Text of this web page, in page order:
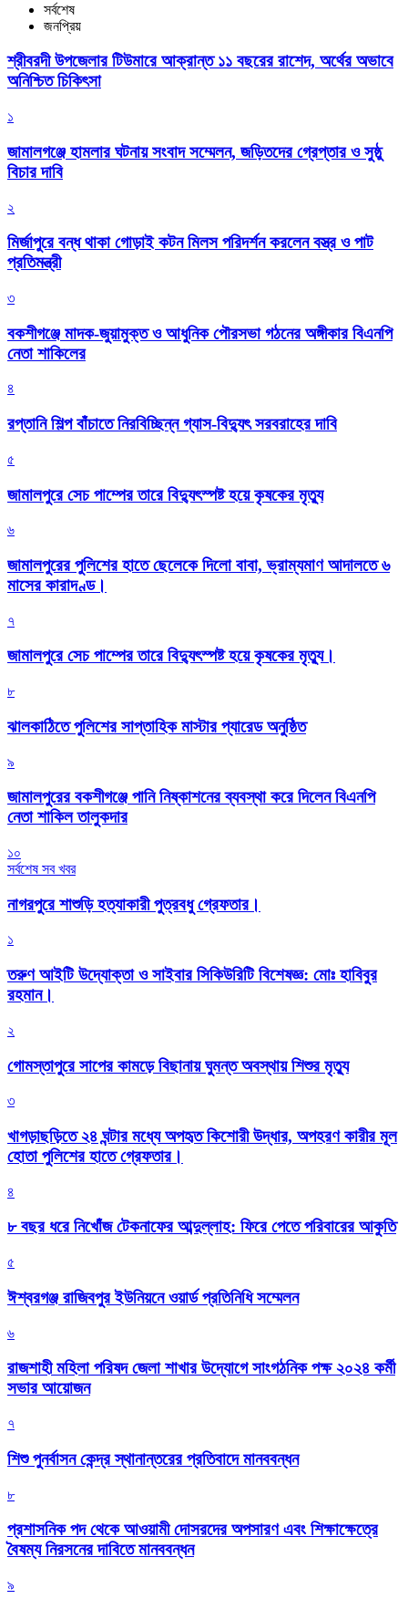
সর্বশেষ
জনপ্রিয়
শ্রীবরদী উপজেলার টিউমারে আক্রান্ত ১১ বছরের রাশেদ, অর্থের অভাবে
অনিশ্চিত চিকিৎসা
১
জামালগঞ্জে হামলার ঘটনায় সংবাদ সম্মেলন, জড়িতদের গ্রেপ্তার ও সুষ্ঠু
বিচার দাবি
২
মির্জাপুরে বন্ধ থাকা গোড়াই কটন মিলস পরিদর্শন করলেন বস্ত্র ও পাট
প্রতিমন্ত্রী
৩
বকশীগঞ্জে মাদক-জুয়ামুক্ত ও আধুনিক পৌরসভা গঠনের অঙ্গীকার বিএনপি
নেতা শাকিলের
৪
রপ্তানি শিল্প বাঁচাতে নিরবিচ্ছিন্ন গ্যাস-বিদ্যুৎ সরবরাহের দাবি
৫
জামালপুরে সেচ পাম্পের তারে বিদ্যুৎস্পষ্ট হয়ে কৃষকের মৃত্যু
৬
জামালপুরের পুলিশের হাতে ছেলেকে দিলো বাবা, ভ্রাম্যমাণ আদালতে ৬
মাসের কারাদণ্ড।
৭
জামালপুরে সেচ পাম্পের তারে বিদ্যুৎস্পষ্ট হয়ে কৃষকের মৃত্যু।
৮
‎ঝালকাঠিতে পুলিশের সাপ্তাহিক মাস্টার প্যারেড অনুষ্ঠিত
৯
জামালপুরের বকশীগঞ্জে পানি নিষ্কাশনের ব্যবস্থা করে দিলেন বিএনপি
নেতা শাকিল তালুকদার
১০
সর্বশেষ সব খবর
নাগরপুরে শাশুড়ি হত্যাকারী পুত্রবধু গ্রেফতার।
১
তরুণ আইটি উদ্যোক্তা ও সাইবার সিকিউরিটি বিশেষজ্ঞ: মোঃ হাবিবুর
রহমান।
২
গোমস্তাপুরে সাপের কামড়ে বিছানায় ঘুমন্ত অবস্থায় শিশুর মৃত্যু
৩
খাগড়াছড়িতে ২৪ ঘন্টার মধ্যে অপহৃত কিশোরী উদ্ধার, অপহরণ কারীর মূল
হোতা পুলিশের হাতে গ্রেফতার।
৪
৮ বছর ধরে নিখোঁজ টেকনাফের আব্দুল্লাহ: ফিরে পেতে পরিবারের আকুতি
৫
ঈশ্বরগঞ্জ রাজিবপুর ইউনিয়নে ওয়ার্ড প্রতিনিধি সম্মেলন
৬
রাজশাহী মহিলা পরিষদ জেলা শাখার উদ্যোগে সাংগঠনিক পক্ষ ২০২৪ কর্মী
সভার আয়োজন
৭
শিশু পুনর্বাসন কেন্দ্র স্থানান্তরের প্রতিবাদে মানববন্ধন
৮
প্রশাসনিক পদ থেকে আওয়ামী দোসরদের অপসারণ এবং শিক্ষাক্ষেত্রে
বৈষম্য নিরসনের দাবিতে মানববন্ধন
৯